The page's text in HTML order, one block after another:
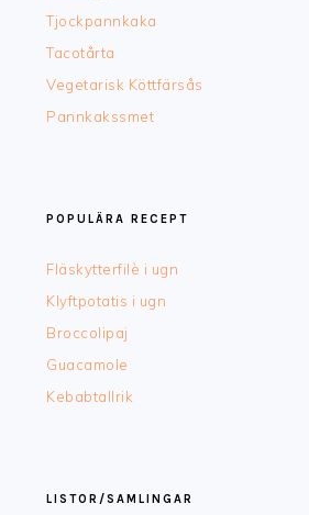
Tjockpannkaka
Tacotårta
Vegetarisk Köttfärsås
Pannkakssmet
POPULÄRA RECEPT
Fläskytterfilè i ugn
Klyftpotatis i ugn
Broccolipaj
Guacamole
Kebabtallrik
LISTOR/SAMLINGAR